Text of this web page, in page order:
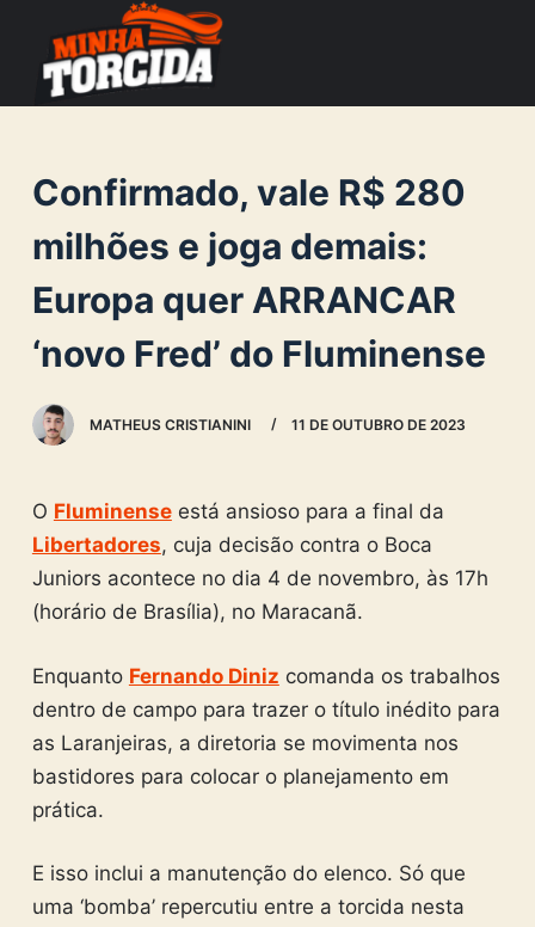
o
o
Confirmado, vale R$ 280
milhões e joga demais:
Europa quer ARRANCAR
‘novo Fred’ do Fluminense
MATHEUS CRISTIANINI 11 DE OUTUBRO DE 2023
O Fluminenseestá ansioso para a final da
Libertadores, cuja decisão contra o Boca
Juniors acontece no dia 4 de novembro, às 17h
(horário de Brasília), no Maracanã.
Enquanto Fernando Diniz comanda os trabalhos
dentro de campo para trazer o título inédito para
as Laranjeiras, a diretoria se movimenta nos
bastidores para colocar o planejamento em
prática.
E isso inclui a manutenção do elenco. Só que
uma ‘bomba’ repercutiu entre a torcida nesta